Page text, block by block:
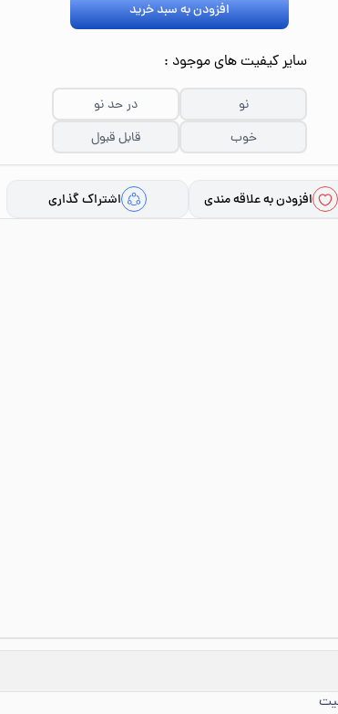
افزودن به سبد خرید
سایر کیفیت های موجود :
نو
در حد نو
خوب
قابل قبول
افزودن به علاقه مندی اشتراک گذاری